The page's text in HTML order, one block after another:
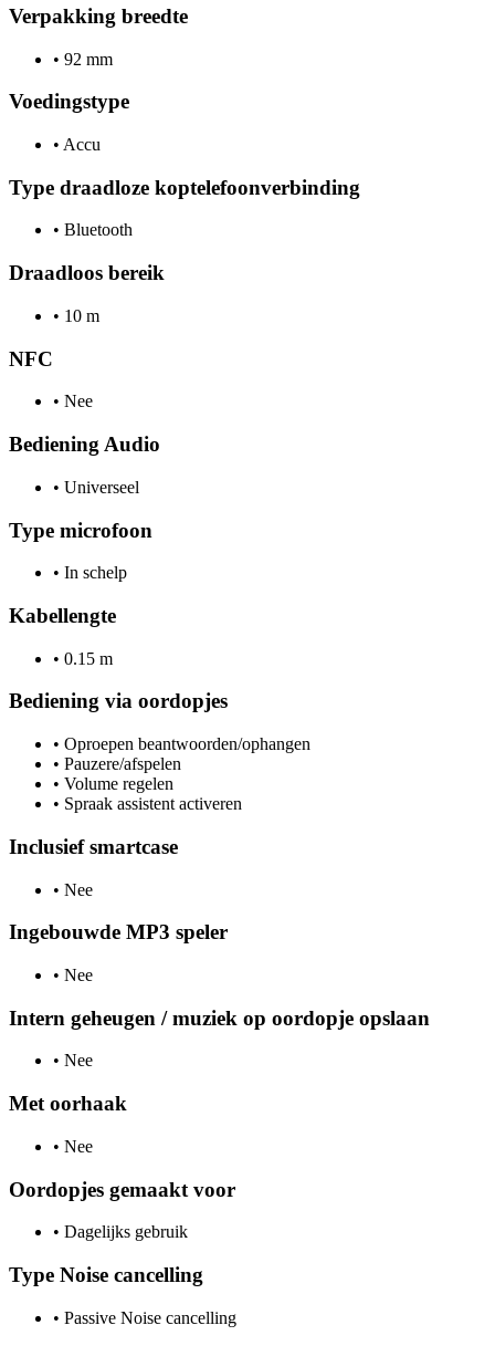
Verpakking breedte
• 92 mm
Voedingstype
• Accu
Type draadloze koptelefoonverbinding
• Bluetooth
Draadloos bereik
• 10 m
NFC
• Nee
Bediening Audio
• Universeel
Type microfoon
• In schelp
Kabellengte
• 0.15 m
Bediening via oordopjes
• Oproepen beantwoorden/ophangen
• Pauzere/afspelen
• Volume regelen
• Spraak assistent activeren
Inclusief smartcase
• Nee
Ingebouwde MP3 speler
• Nee
Intern geheugen / muziek op oordopje opslaan
• Nee
Met oorhaak
• Nee
Oordopjes gemaakt voor
• Dagelijks gebruik
Type Noise cancelling
• Passive Noise cancelling